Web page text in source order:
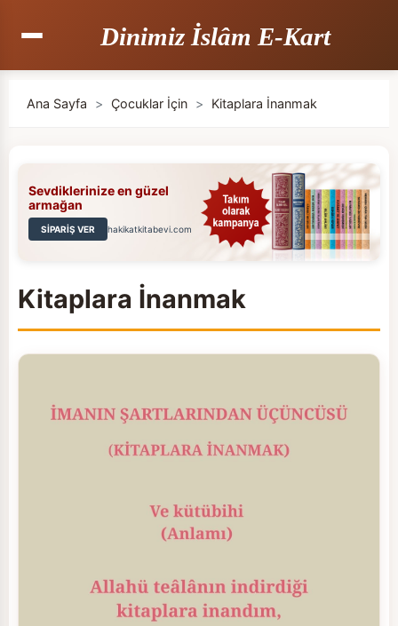
Dinimiz İslâm E-Kart
Ana Sayfa > Çocuklar İçin > Kitaplara İnanmak
Sevdiklerinize en güzel
armağan
SİPARİŞ VER hakikatkitabevi.com
Kitaplara İnanmak